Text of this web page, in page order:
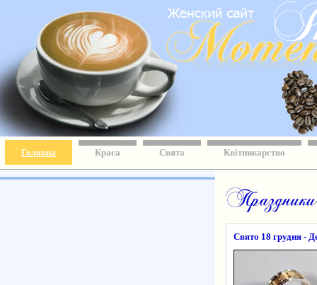
Головна Краса Свята Квітникарство
Свято 18 грудня -